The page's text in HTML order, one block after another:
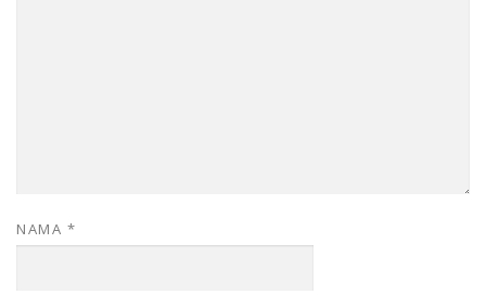
NAMA *